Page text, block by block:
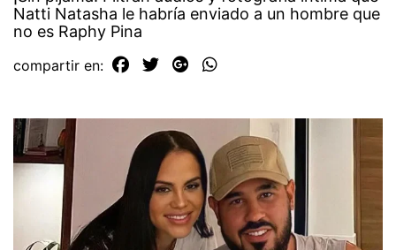
Natti Natasha le habría enviado a un hombre que
no es Raphy Pina
compartir en: